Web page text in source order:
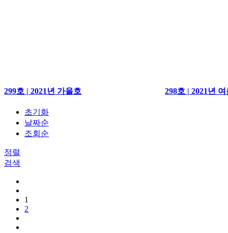
299호 | 2021년 가을호 298호 | 2021년
초기화
날짜순
조회순
정렬
검색
1
2